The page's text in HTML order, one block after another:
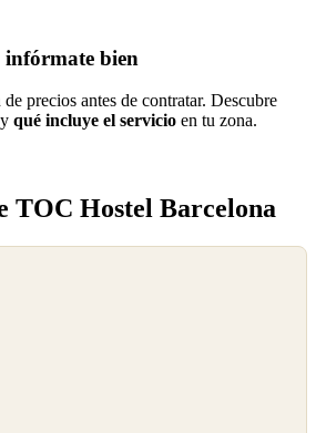
infórmate bien
precios antes de contratar. Descubre
y qué incluye el servicio en tu zona.
TOC Hostel Barcelona